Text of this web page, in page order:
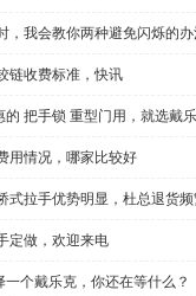
，我会教你两种避免闪烁的
链收费标准，快讯
的 把手锁 重型门用，就选戴
用情况，哪家比较好
式拉手优势明显，杜总退货
定做，欢迎来电
一个戴乐克，你还在等什么？